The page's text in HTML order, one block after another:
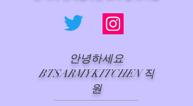
안녕하세요
BTSARMYKITCHEN 직
원